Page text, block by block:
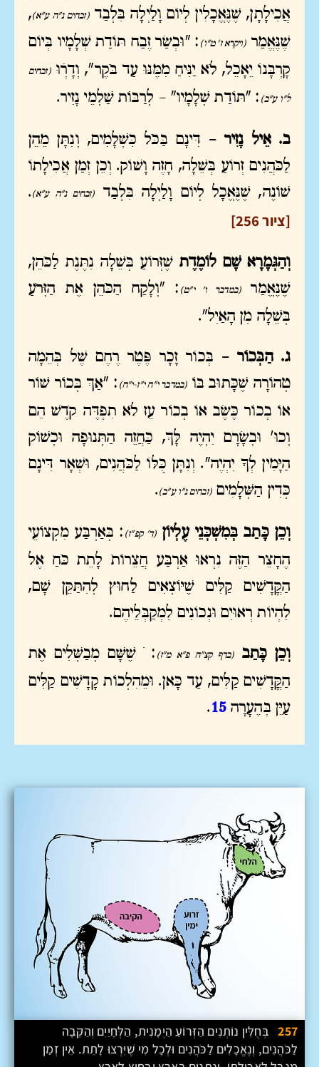
אֲכִילָתָן, שֶׁנֶּאֱכָלִין לְיוֹם וָלַיְלָה בִּלְבַד(זבחים נ"ה ע"א),
שֶׁנֶּאֱמַר (ויקרא ז' ט"ו) : "וּבְשַׂר זֶבַח תּוֹדַת שְׁלָמָיו בְּיוֹם
קָרְבָּנוֹ יֵאָכֵל, לֹא יַנִּיחַ מִמֶּנּוּ עַד בֹּקֶר", וְדָרְׁוּ(זבחים
ל"ו ע"ב) : "תּוֹדַת שְׁלָמָיו" – לְרַבּוֹת שַׁלְמֵי נָזִיר.
ב. אֵיל נָזִיר – דִּינָם בַּכֹּל כִּשְׁלָמִים, וְנִתָּן מֵהֵן
לַכֹּהֲנִים זְרוֹעַ בְּשֵׁלָה, חָזֶה וָשׁוֹק. וְכֵן זְמַן אֲכִילָתוֹ
שׁוֹנֶה, שֶׁנֶּאֱכָל לְיוֹם וָלַיְלָה בִּלְבַד
(זבחים נ"ה ע"א).
[ציור 256]
וְהַגְּמָרָא שָׁם לוֹמֶדֶת שֶׁזְּרוֹעַ בְּשֵׁלָה נִתֶּנֶת לַכֹּהֵן,
שֶׁנֶּאֱמַר(במדבר ו' י"ט) : "וְלָקַח הַכֹּהֵן אֶת הַזְּרֹעַ
בְּשֵׁלָה מִן הָאַיִל".
ג. הַבְּכוֹר – בְּכוֹר זָכָר פֶּטֶר רֶחֶם שֶׁל בְּהֵמָה
טְהוֹרָה שֶׁכָּתוּב בּוֹ(במדבר י"ח י"ז-י"ח) : "אַךְ בְּכוֹר שׁוֹר
אוֹ בְכוֹר כֶּשֶׂב אוֹ בְכוֹר עֵז לֹא תִפְדֶּה קֹדֶשׁ הֵם
וְכוּ' וּבְשָׂרָם יִהְיֶה לָּךְ, כַּחֲזֵה הַתְּנוּפָה וּכְשׁוֹק
הַיָּמִין לְךָ יִהְיֶה". וְנִתָּן כֻּלּוֹ לַכֹּהֲנִים, וּשְׁאָר דִּינָם
כְּדִין הַשְּׁלָמִים(זבחים נ"ו ע"ב).
וְכֵן כָּתַב בְּמִשְׁכְּנֵי עֶלְיוֹן (ד' קפ"ז) : בְּאַרְבַּע מִקְצוֹעֵי
הֶחָצֵר הַזֶּה נִרְאוּ אַרְבַּע חֲצֵרוֹת… לָתֵת כֹּחַ אֶל
הַקֳּדָשִׁים קַלִּים שֶׁיּוֹצְאִים לַחוּץ לְהִתַּקֵּן שָׁם,
לִהְיוֹת רְאוּיִם וּנְכוֹנִים לִמְקַבְּלֵיהֶם.
וְכֵן כָּתַב
(בדף קצ"ח פ"א מ"ז) : … שֶׁשָּׁם מְבַשְּׁלִים אֶת
הַקֳּדָשִׁים קַלִּים, עַד כָּאן. וּמֵהִלְכוֹת קָדָשִׁים קַלִּים
עַיֵּן בְּהֶעָרָה 15
.
257בְּחֻלִּין נוֹתְנִים הַזְּרוֹעַ הַיְמָנִית, הַלְּחָיַיִם וְהַקֵּבָה
לַכֹּהֲנִים, וְנֶאֱכָלִים לַכֹּהֲנִים וּלְכָל מִי שֶׁיִּרְצוּ לָתֵת. אֵין זְמַן